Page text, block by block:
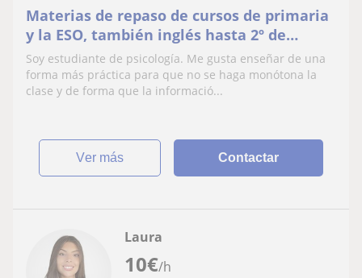
Materias de repaso de cursos de primaria
y la ESO, también inglés hasta 2º de
bachiller
Soy estudiante de psicología. Me gusta enseñar de una
forma más práctica para que no se haga monótona la
clase y de forma que la informació...
ver más Contactar
10€/h
Laura